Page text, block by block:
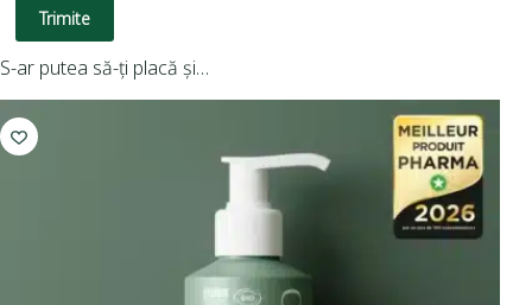
Trimite
S-ar putea să-ți placă și…